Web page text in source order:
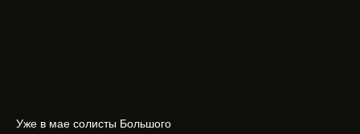
Уже в мае солисты Большого